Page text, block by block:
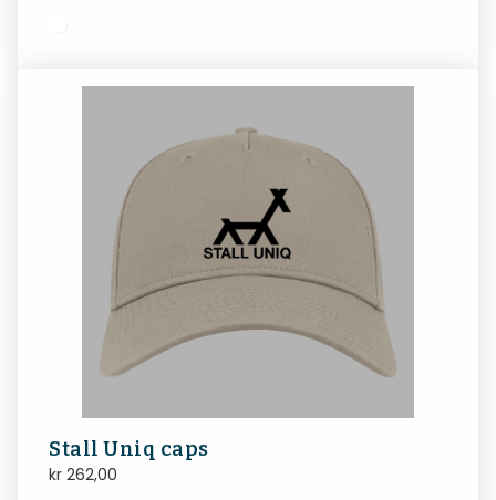
Stall Uniq caps
kr 262,00